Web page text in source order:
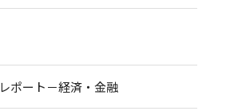
レポート－経済・金融